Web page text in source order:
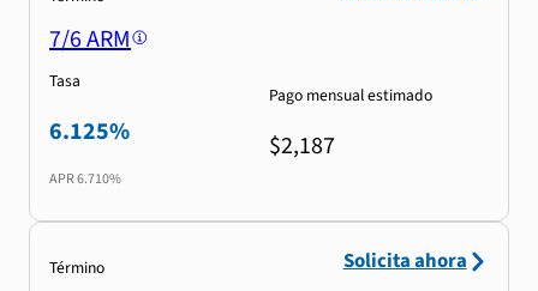
7/6 ARM
Tasa
6.125%
APR6.710%
Pago mensual estimado
$2,187
Término Solicita ahora